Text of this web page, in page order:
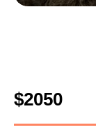
$2050